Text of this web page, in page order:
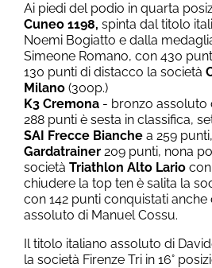
Ai piedi del podio in quarta
Cuneo 1198, spinta dal titolo
Noemi Bogiatto e dalla
Simeone Romano, con 430
130 punti di distacco la società
Milano (300p.)
K3 Cremona - bronzo assoluto
288 punti è sesta in classifica,
SAI Frecce Bianche a 259
Gardatrainer 209 punti, nona
società Triathlon Alto Lario
chiudere la top ten è salita la
con 142 punti conquistati
assoluto di Manuel Cossu.
Il titolo italiano assoluto di
la società Firenze Tri in 16°